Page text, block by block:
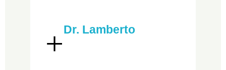
Dr. Lamberto